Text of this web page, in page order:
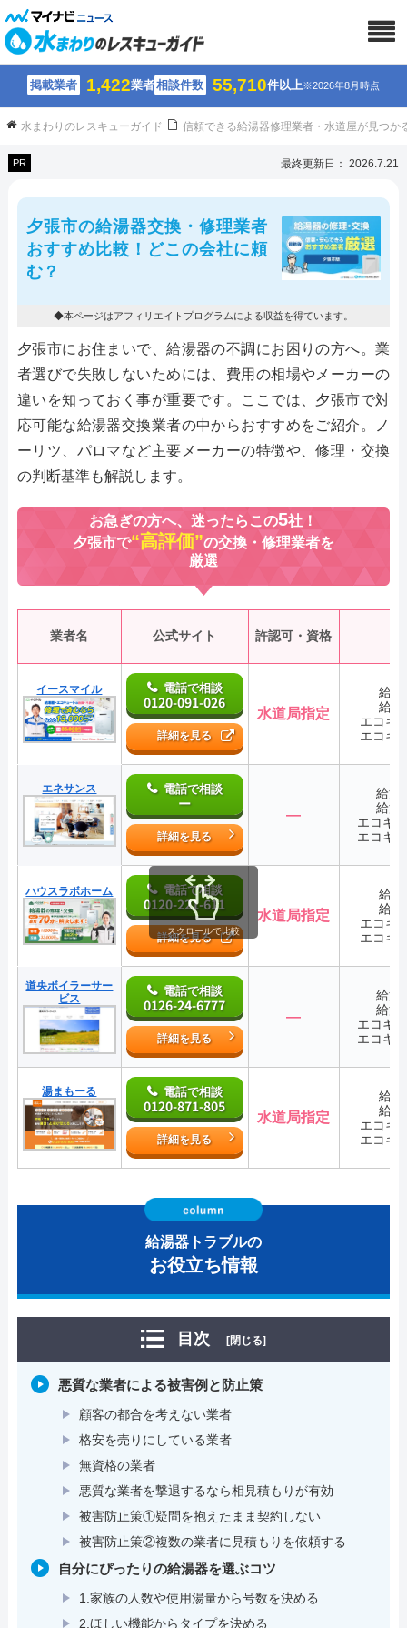
掲載業者 1,422業者相談件数 55,710件以上※2026年8月時点
水まわりのレスキューガイド 信頼できる給湯器修理業者・水道屋が見つか
PR 最終更新日： 2026.7.21
夕張市の給湯器交換・修理業者
おすすめ比較！どこの会社に頼
む？
◆本ページはアフィリエイトプログラムによる収益を得ています。
夕張市にお住まいで、給湯器の不調にお困りの方へ。業
者選びで失敗しないためには、費用の相場やメーカーの
違いを知っておく事が重要です。ここでは、夕張市で対
応可能な給湯器交換業者の中からおすすめをご紹介。ノ
ーリツ、パロマなど主要メーカーの特徴や、修理・交換
の判断基準も解説します。
お急ぎの方へ、迷ったらこの5社！
夕張市で“高評価”の交換・修理業者を
厳選
業者名 公式サイト 許認可・資格
イースマイル 電話で相談
0120-091-026
詳細を見る
水道局指定
給
給
エコキ
エコキ
エネサンス 電話で相談
ー
詳細を見る
―
給湯
給湯
エコキ
エコキ
ハウスラボホーム 電話で相談
0120-221-611
詳細を見る
水道局指定
給
給
エコキ
エコキ
道央ボイラーサー
ビス
電話で相談
0126-24-6777
詳細を見る
―
給湯
給湯
エコキ
エコキ
湯まもーる 電話で相談
0120-871-805
詳細を見る
水道局指定
給
給
エコキ
エコキ
スクロールで比較
給湯器トラブルの
お役立ち情報
目次 [閉じる]
悪質な業者による被害例と防止策
顧客の都合を考えない業者
格安を売りにしている業者
無資格の業者
悪質な業者を撃退するなら相見積もりが有効
被害防止策①疑問を抱えたまま契約しない
被害防止策②複数の業者に見積もりを依頼する
自分にぴったりの給湯器を選ぶコツ
1.家族の人数や使用湯量から号数を決める
2.ほしい機能からタイプを決める